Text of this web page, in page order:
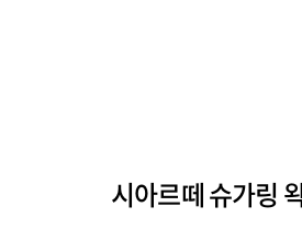
시아르떼 슈가링